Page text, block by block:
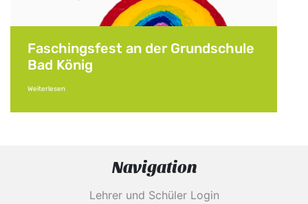
Faschingsfest an der Grundschule
Bad König
Weiterlesen
Navigation
Lehrer und Schüler Login